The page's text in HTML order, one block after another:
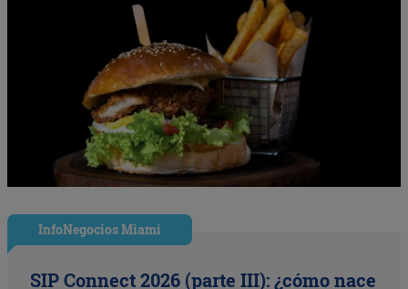
InfoNegocios Miami
SIP Connect 2026 (parte III): ¿cómo nace